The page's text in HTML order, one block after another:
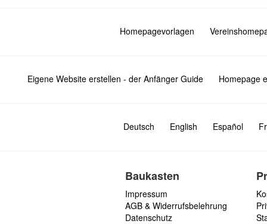
Homepagevorlagen
Eigene Website erstellen - der Anfänger Guide Homepage
Deutsch English Español
Baukasten
Impressum
AGB & Widerrufsbelehrung
Datenschutz